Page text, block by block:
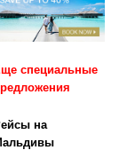
специальные
на